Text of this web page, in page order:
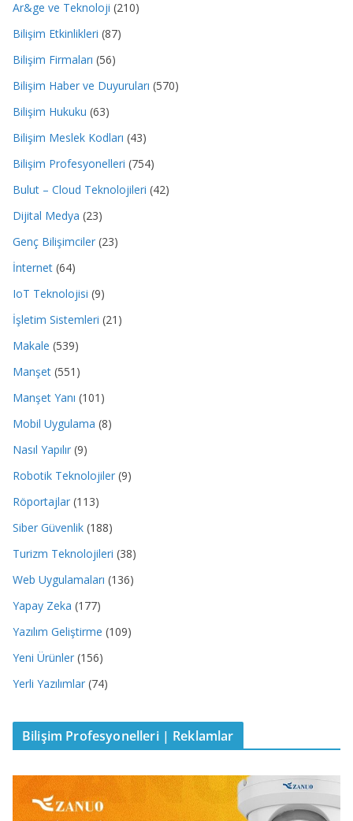
Ar&ge ve Teknoloji (210)
Bilişim Etkinlikleri (87)
Bilişim Firmaları (56)
Bilişim Haber ve Duyuruları (570)
Bilişim Hukuku (63)
Bilişim Meslek Kodları (43)
Bilişim Profesyonelleri (754)
Bulut – Cloud Teknolojileri (42)
Dijital Medya (23)
Genç Bilişimciler (23)
İnternet (64)
IoT Teknolojisi (9)
İşletim Sistemleri (21)
Makale (539)
Manşet (551)
Manşet Yanı (101)
Mobil Uygulama (8)
Nasıl Yapılır (9)
Robotik Teknolojiler (9)
Röportajlar (113)
Siber Güvenlik (188)
Turizm Teknolojileri (38)
Web Uygulamaları (136)
Yapay Zeka (177)
Yazılım Geliştirme (109)
Yeni Ürünler (156)
Yerli Yazılımlar (74)
Bilişim Profesyonelleri | Reklamlar